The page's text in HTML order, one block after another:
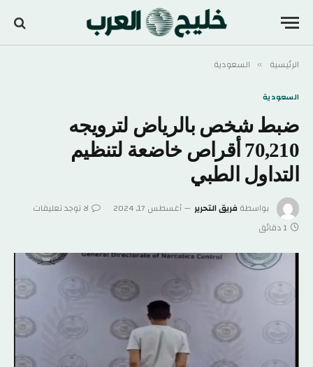
الرئيسية » السعودية
السعودية
ضبط شخص بالرياض لترويجه
70,210 أقراص خاضعة لتنظيم
التداول الطبي
بواسطةفريق التحرير أغسطس 17, 2024
لا توجد تعليقات
1 دقائق